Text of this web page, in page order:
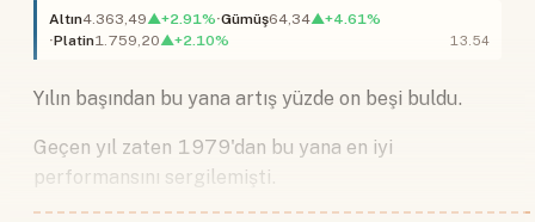
Altın4.363,49▲+2.91% Gümüş64,34▲+4.61%
Platin1.759,20▲+2.10% 13.54
Yılın başından bu yana artış yüzde on beşi buldu.
Geçen yıl zaten 1979'dan bu yana en iyi
performansını sergilemişti.